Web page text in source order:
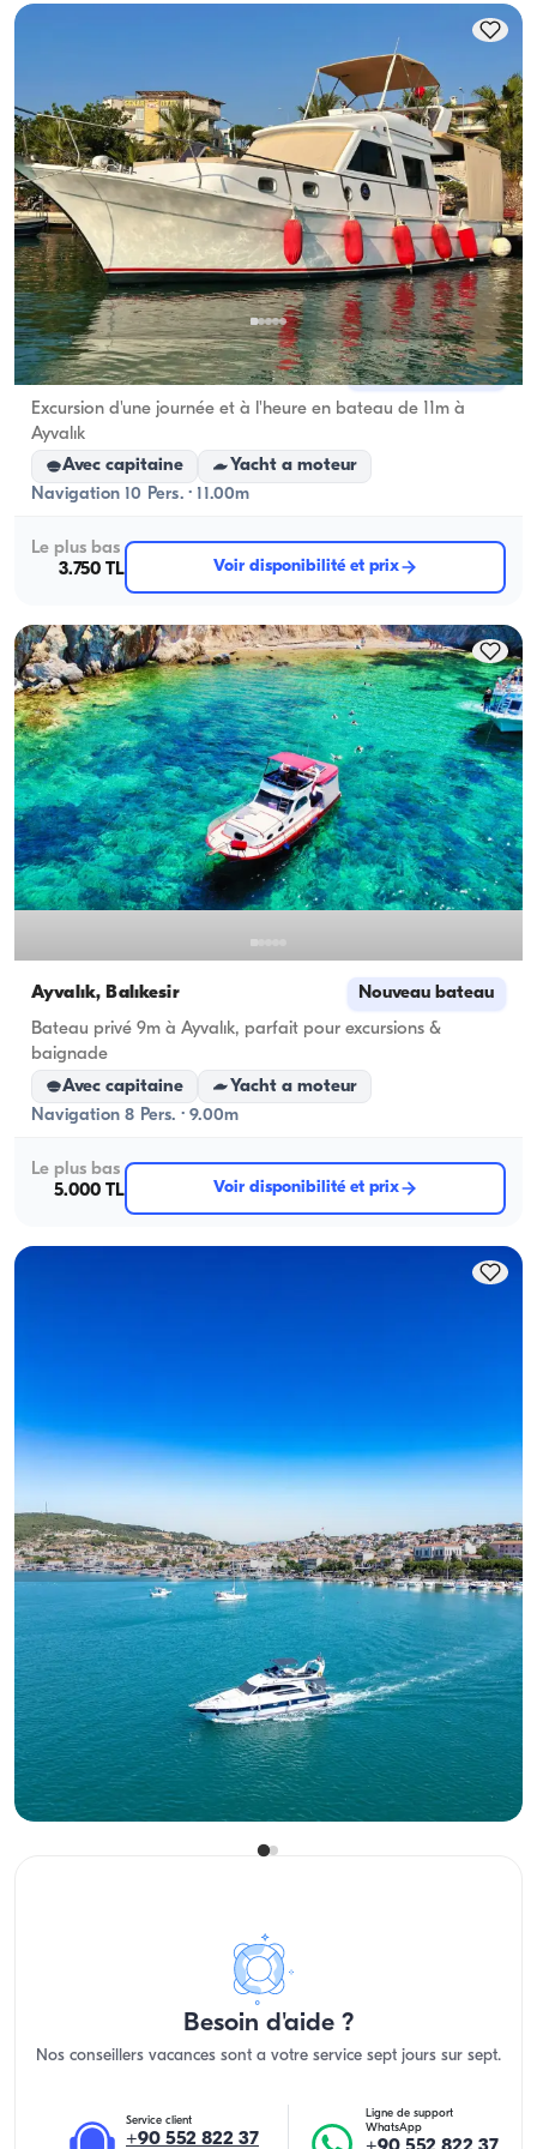
capacité d'hébergement ; pour les locations à la
journée, la capacité de navigation s'applique.
Ayvalık, Balıkesir Nouveau bateau
Excursion d'une journée et à l'heure en bateau de 11m à
Ayvalık
Avec capitaine
Yacht a moteur
Navigation 10 Pers. · 11.00m
Le plus bas
3.750 TL
Voir disponibilité et prix
Ayvalık, Balıkesir Nouveau bateau
Bateau privé 9m à Ayvalık, parfait pour excursions &
baignade
Avec capitaine
Yacht a moteur
Navigation 8 Pers. · 9.00m
Le plus bas
5.000 TL
Voir disponibilité et prix
Ayvalık, Balıkesir Nouveau bateau
Yacht de Luxe 16m à Ayvalık : Parfait pour Fêtes & Plongées
Avec capitaine
Yacht a moteur
Navigation 12 Pers. · 16.00m
Le plus bas
33.600 TL
Voir disponibilité et prix
Besoin d'aide ?
Nos conseillers vacances sont a votre service sept jours sur sept.
Service client
+90 552 822 37
Ligne de support
WhatsApp